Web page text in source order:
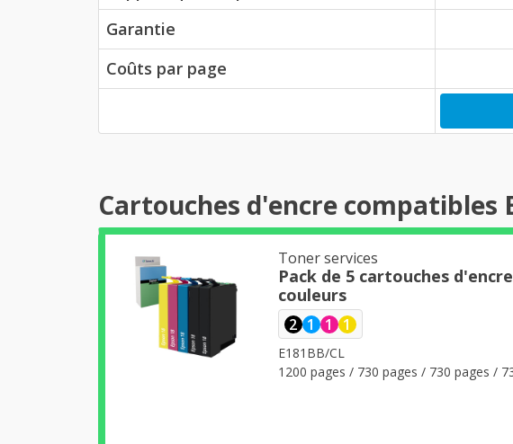
Garantie
Coûts par page
Cartouches d'encre compatibles
Toner services
Pack de 5 cartouches
couleurs
2 1 1 1
E181BB/CL
1200 pages / 730 pages / 730 pages /